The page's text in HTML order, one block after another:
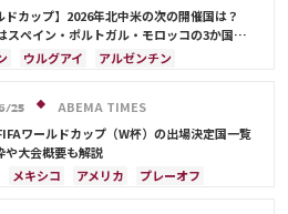
ラリア
サウジアラビア
デンマーク
メキシコ スイス
ポルトガル
セルビア モロッコ 韓国
・マネ
ケビン・デ・ブライネ
ーヌ・グリーズマン
ハリー・ケイン
プレーオフ
アメリカ
ドリッチ
リオネル・メッシ
ドカップ】2026年北中米の次の開催国は？
スペイン・ポルトガル・モロッコの3か国共
グアイ・アルゼンチン・パラグアイでも限定
ウルグアイ
アルゼンチン
ラビア
メキシコ アメリカ
ンド
日本 カナダ 韓国
セルビア
オーストラリア
25
ABEMA TIMES
ワールドカップ（W杯）の出場決定国一覧
や大会概要も解説
メキシコ アメリカ
プレーオフ